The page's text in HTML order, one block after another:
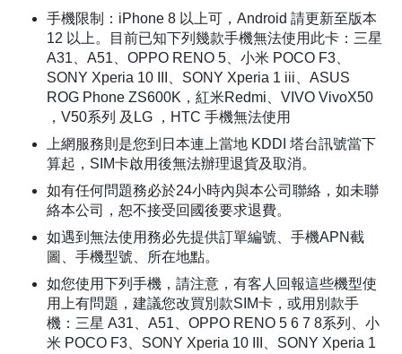
手機限制：iPhone 8 以上可，Android 請更新至版本
12 以上。目前已知下列幾款手機無法使用此卡：三星
A31、A51、OPPO RENO 5、小米 POCO F3、
SONY Xperia 10 III、SONY Xperia 1 iii、ASUS
ROG Phone ZS600K，紅米Redmi、VIVO VivoX50
，V50系列 及LG ，HTC 手機無法使用
上網服務則是您到日本連上當地 KDDI 塔台訊號當下
算起，SIM卡啟用後無法辦理退貨及取消。
如有任何問題務必於24小時內與本公司聯絡，如未聯
絡本公司，恕不接受回國後要求退費。
如遇到無法使用務必先提供訂單編號、手機APN截
圖、手機型號、所在地點。
如您使用下列手機，請注意，有客人回報這些機型使
用上有問題，建議您改買別款SIM卡，或用別款手
機：三星 A31、A51、OPPO RENO 5 6 7 8系列、小
米 POCO F3、SONY Xperia 10 III、SONY Xperia 1